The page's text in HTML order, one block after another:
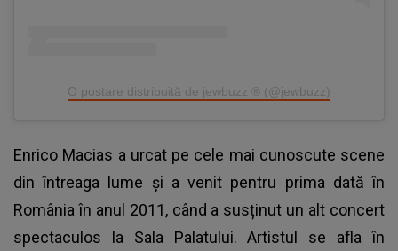
O postare distribuită de jewbuzz ® (@jewbuzz)
Enrico Macias a urcat pe cele mai cunoscute scene
din întreaga lume și a venit pentru prima dată în
România în anul 2011, când a susținut un alt concert
spectaculos la Sala Palatului. Artistul se afla în